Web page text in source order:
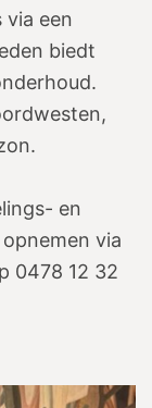
via een
biedt
en
via
0478 12 32